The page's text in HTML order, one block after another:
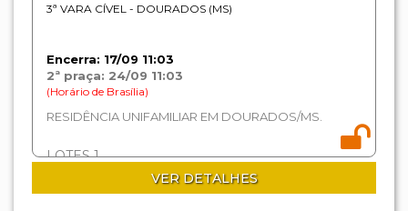
3ª VARA CÍVEL - DOURADOS (MS)
Encerra: 17/09 11:03
2ª praça: 24/09 11:03
(Horário de Brasília)
RESIDÊNCIA UNIFAMILIAR EM DOURADOS/MS.
LOTES 1
VER DETALHES